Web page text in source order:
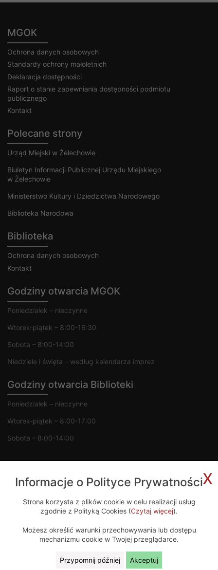
MGOK
Ochrona danych osobowych
Standardy ochrony małoletnich
Deklaracja dostępności
Raport o stanie zapewniania dostępności podmiotu
publicznego
Kontakt
Polecane strony
Urząd Miejski w Żelechowie
Biuletyn Informacji Publicznej Urzędu Miejskiego
w Żelechowie
Ministerstwo Kultury i Dziedzictwa Narodowego
Biblioteka Narodowa
Biblioteka
Ochrona danych osobowych
Kontakt
Godziny otwarcia MGOK
Poniedziałek – nieczynne
Wtorek-piątek – 8:00-16:30
Sobota – 8:00-14:00
Niedziele i święta – według kalendarza imprez
Godziny otwarcia Biblioteki
Poniedziałek – nieczynne
Wtorek-piątek – 8:00-17:00
Sobota – 8:00-14:00
Projekt i wykonanie
x
Informacje o Polityce Prywatności
Strona korzysta z plików cookie w celu realizacji usług
zgodnie z Polityką Cookies (Czytaj więcej).
Możesz określić warunki przechowywania lub dostępu
mechanizmu cookie w Twojej przeglądarce.
Przypomnij później Akceptuj